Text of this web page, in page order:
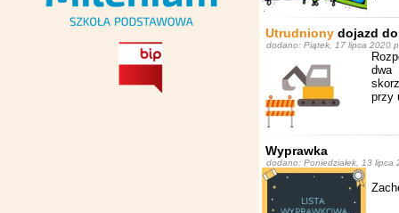
Utrudniony dojazd
dodano: Piątek, 17 lipca 2020
dwa
przy
Wyprawka
dodano: Poniedziałek, 13 lipca